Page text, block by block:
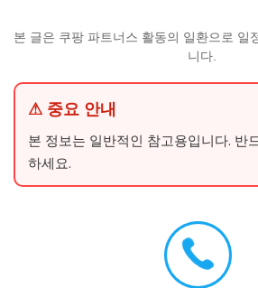
본 글은 쿠팡 파트너스 활동의 일환으로 일
니다.
⚠ 중요 안내
본 정보는 일반적인 참고용입니다. 반
하세요.